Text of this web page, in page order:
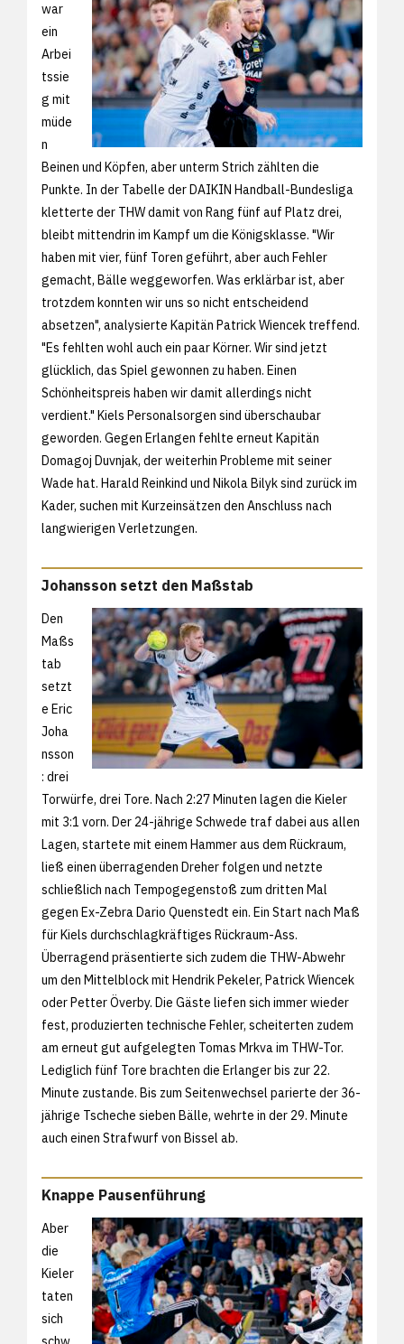
war
ein
Arbei
tssie
g mit
müde
n
Beinen und Köpfen, aber unterm Strich zählten die
Punkte. In der Tabelle der DAIKIN Handball-Bundesliga
kletterte der THW damit von Rang fünf auf Platz drei,
bleibt mittendrin im Kampf um die Königsklasse. "Wir
haben mit vier, fünf Toren geführt, aber auch Fehler
gemacht, Bälle weggeworfen. Was erklärbar ist, aber
trotzdem konnten wir uns so nicht entscheidend
absetzen", analysierte Kapitän Patrick Wiencek treffend.
"Es fehlten wohl auch ein paar Körner. Wir sind jetzt
glücklich, das Spiel gewonnen zu haben. Einen
Schönheitspreis haben wir damit allerdings nicht
verdient." Kiels Personalsorgen sind überschaubar
geworden. Gegen Erlangen fehlte erneut Kapitän
Domagoj Duvnjak, der weiterhin Probleme mit seiner
Wade hat. Harald Reinkind und Nikola Bilyk sind zurück im
Kader, suchen mit Kurzeinsätzen den Anschluss nach
langwierigen Verletzungen.
Johansson setzt den Maßstab
Den
Maßs
tab
setzt
e Eric
Joha
nsson
: drei
Torwürfe, drei Tore. Nach 2:27 Minuten lagen die Kieler
mit 3:1 vorn. Der 24-jährige Schwede traf dabei aus allen
Lagen, startete mit einem Hammer aus dem Rückraum,
ließ einen überragenden Dreher folgen und netzte
schließlich nach Tempogegenstoß zum dritten Mal
gegen Ex-Zebra Dario Quenstedt ein. Ein Start nach Maß
für Kiels durchschlagkräftiges Rückraum-Ass.
Überragend präsentierte sich zudem die THW-Abwehr
um den Mittelblock mit Hendrik Pekeler, Patrick Wiencek
oder Petter Överby. Die Gäste liefen sich immer wieder
fest, produzierten technische Fehler, scheiterten zudem
am erneut gut aufgelegten Tomas Mrkva im THW-Tor.
Lediglich fünf Tore brachten die Erlanger bis zur 22.
Minute zustande. Bis zum Seitenwechsel parierte der 36-
jährige Tscheche sieben Bälle, wehrte in der 29. Minute
auch einen Strafwurf von Bissel ab.
Knappe Pausenführung
Aber
die
Kieler
taten
sich